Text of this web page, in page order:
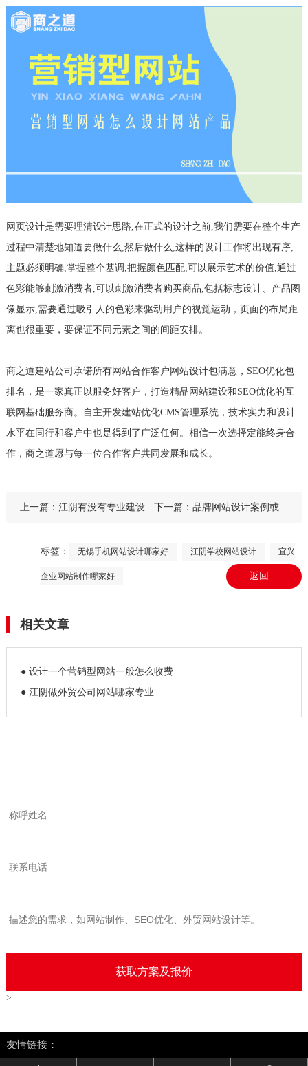
网页设计是需要理清设计思路,在正式的设计之前,我们需要在整个生产
过程中清楚地知道要做什么,然后做什么,这样的设计工作将出现有序,
主题必须明确,掌握整个基调,把握颜色匹配,可以展示艺术的价值,通过
色彩能够刺激消费者,可以刺激消费者购买商品,包括标志设计、产品图
像显示,需要通过吸引人的色彩来驱动用户的视觉运动，页面的布局距
离也很重要，要保证不同元素之间的间距安排。
商之道建站公司承诺所有网站合作客户网站设计包满意，SEO优化包
排名，是一家真正以服务好客户，打造精品网站建设和SEO优化的互
联网基础服务商。自主开发建站优化CMS管理系统，技术实力和设计
水平在同行和客户中也是得到了广泛任何。相信一次选择定能终身合
作，商之道愿与每一位合作客户共同发展和成长。
上一篇： 江阴有没有专业建设 下一篇： 品牌网站设计案例或
标签：
无锡手机网站设计哪家好 江阴学校网站设计 宜兴
企业网站制作哪家好 返回
相关文章
● 设计一个营销型网站一般怎么收费
● 江阴做外贸公司网站哪家专业
>
友情链接：